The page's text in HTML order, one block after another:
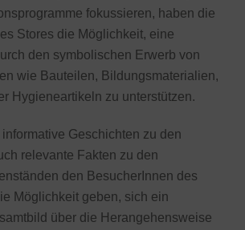
fokussieren, haben die
Stores die Möglichkeit, eine
den symbolischen Erwerb von
wie Bauteilen, Bildungsmaterialien,
Hygieneartikeln zu unterstützen.
Geschichten zu den
relevante Fakten zu den
den BesucherInnen des
Möglichkeit geben, sich ein
über die Herangehensweise